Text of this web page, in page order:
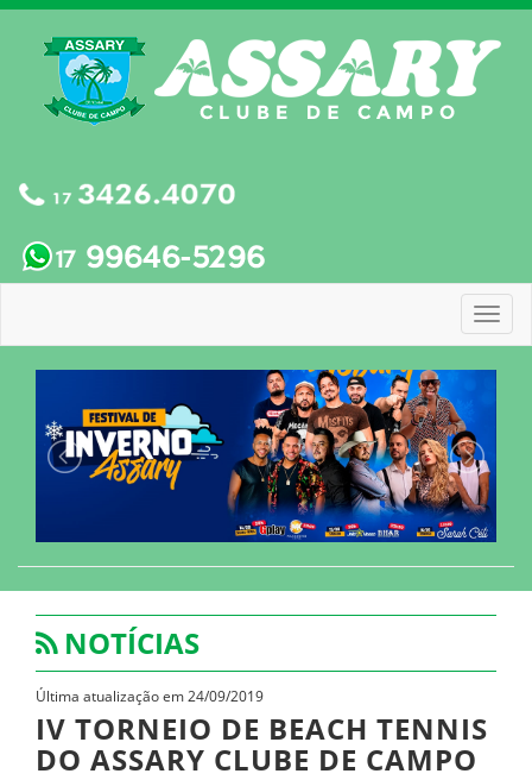
NOTÍCIAS
Última atualização em 24/09/2019
IV TORNEIO DE BEACH TENNIS
DO ASSARY CLUBE DE CAMPO